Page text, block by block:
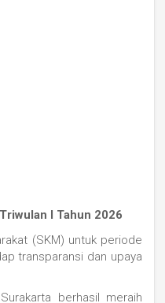
Triwulan I Tahun 2026
(SKM) untuk periode
transparansi dan upaya
berhasil meraih